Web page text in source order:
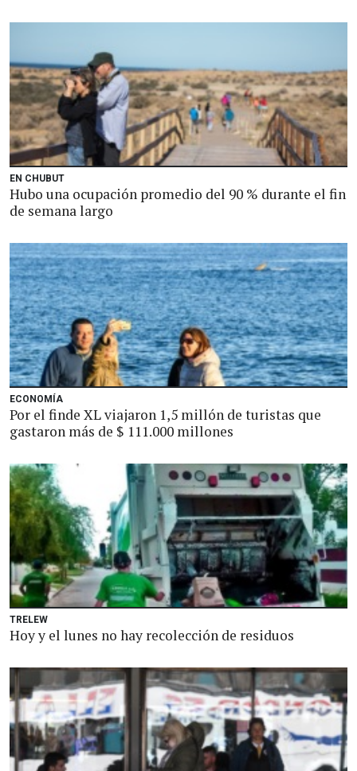
EN CHUBUT
Hubo una ocupación promedio del 90 % durante el fin
de semana largo
ECONOMÍA
Por el finde XL viajaron 1,5 millón de turistas que
gastaron más de $ 111.000 millones
TRELEW
Hoy y el lunes no hay recolección de residuos